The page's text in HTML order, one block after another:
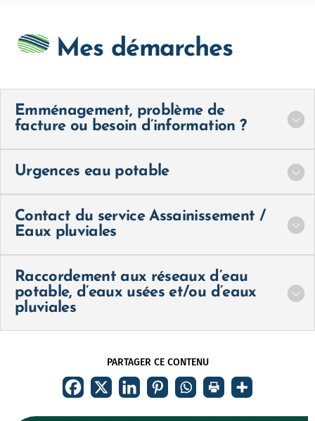
Mes démarches
Emménagement, problème de
facture ou besoin d’information ?
Urgences eau potable
Contact du service Assainissement /
Eaux pluviales
Raccordement aux réseaux d’eau
potable, d’eaux usées et/ou d’eaux
pluviales
PARTAGER CE CONTENU